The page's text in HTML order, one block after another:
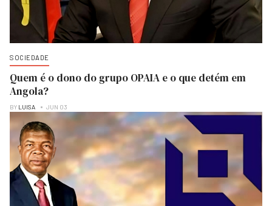
SOCIEDADE
Quem é o dono do grupo OPAIA e o que detém em
Angola?
BY LUISA JUN 03